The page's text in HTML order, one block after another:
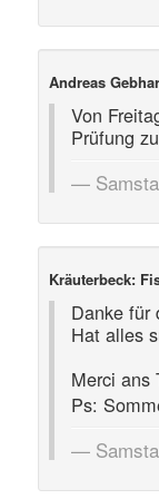
Andreas
Von
Prüfung
Kräuterbeck:
Danke für
Hat alles
Merci ans
Ps: